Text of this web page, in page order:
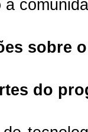
sobre
do